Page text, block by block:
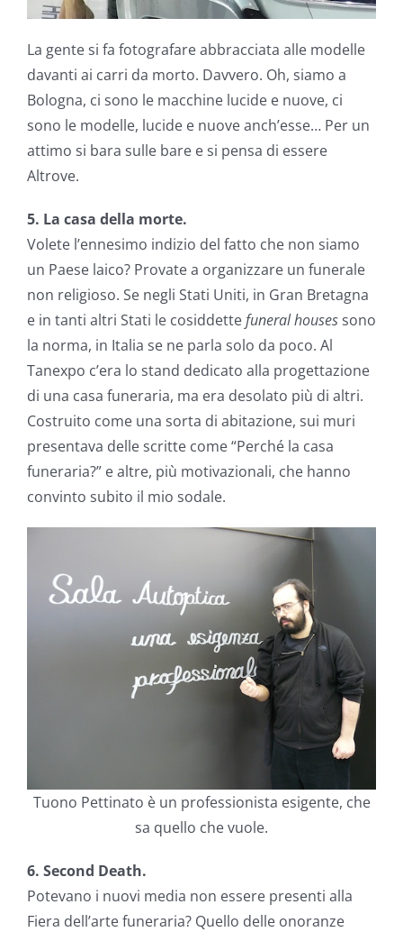
La gente si fa fotografare abbracciata alle modelle
davanti ai carri da morto. Davvero. Oh, siamo a
Bologna, ci sono le macchine lucide e nuove, ci
sono le modelle, lucide e nuove anch’esse… Per un
attimo si bara sulle bare e si pensa di essere
Altrove.
5. La casa della morte.
Volete l’ennesimo indizio del fatto che non siamo
un Paese laico? Provate a organizzare un funerale
non religioso. Se negli Stati Uniti, in Gran Bretagna
e in tanti altri Stati le cosiddettefuneral housessono
la norma, in Italia se ne parla solo da poco. Al
Tanexpo c’era lo stand dedicato alla progettazione
di una casa funeraria, ma era desolato più di altri.
Costruito come una sorta di abitazione, sui muri
presentava delle scritte come “Perché la casa
funeraria?” e altre, più motivazionali, che hanno
convinto subito il mio sodale.
Tuono Pettinato è un professionista esigente, che
sa quello che vuole.
6. Second Death.
Potevano i nuovi media non essere presenti alla
Fiera dell’arte funeraria? Quello delle onoranze